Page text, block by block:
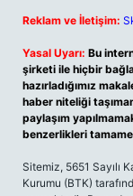
Reklam ve İletişim:
Yasal Uyarı: Bu
şirketi ile hiçbir
hazırladığımız
haber niteliği
paylaşım
benzerlikleri
Sitemiz, 5651 Sayılı
Kurumu (BTK)